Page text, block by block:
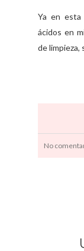
Ya en esta
ácidos en
de limpieza,
No